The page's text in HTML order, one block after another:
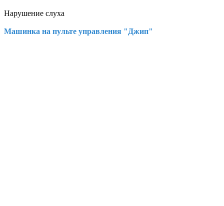
Нарушение слуха
Машинка на пульте управления "Джип"